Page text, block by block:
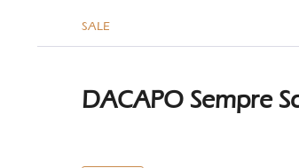
SALE
DACAPO Sempre